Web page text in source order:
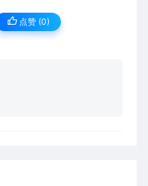
点赞 (0)